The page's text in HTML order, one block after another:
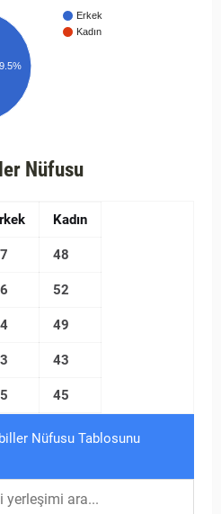
Erkek
Kadın
Nüfusu
Kadın
48
52
49
43
45
Nüfusu Tablosunu